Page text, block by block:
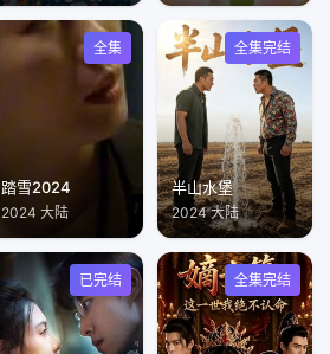
全集
踏雪2024
2024 大陆
全集完结
半山水堡
2024 大陆
已完结 全集完结